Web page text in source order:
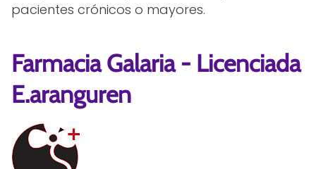
pacientes crónicos o mayores.
Farmacia Galaria - Licenciada
E.aranguren